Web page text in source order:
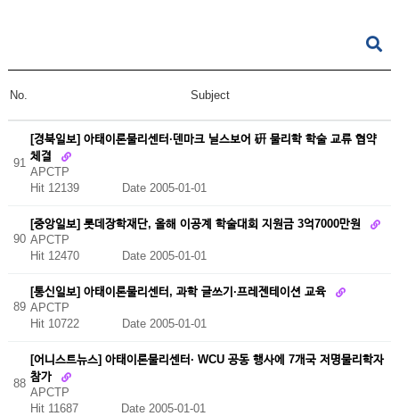
No. Subject
91
[경북일보] 아태이론물리센터·덴마크 닐스보어 硏 물리학 학술 교류 협약
체결
APCTP
Hit 12139 Date 2005-01-01
90
[중앙일보] 롯데장학재단, 올해 이공계 학술대회 지원금 3억7000만원
APCTP
Hit 12470
Date 2005-01-01
89
[통신일보] 아태이론물리센터, 과학 글쓰기·프레젠테이션 교육
APCTP
Hit 10722
Date 2005-01-01
88
[어니스트뉴스] 아태이론물리센터· WCU 공동 행사에 7개국 저명물리학자
참가
APCTP
Hit 11687 Date 2005-01-01